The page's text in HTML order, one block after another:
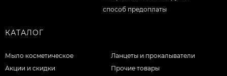
КАТАЛОГ
Мыло косметическое
Акции и скидки
Ланцеты и прокалыватели
Прочие товары